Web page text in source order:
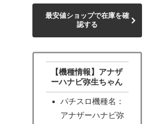
最安値ショップで在庫を確
認する
【機種情報】アナザ
ーハナビ弥生ちゃん
パチスロ機種名：
アナザーハナビ弥